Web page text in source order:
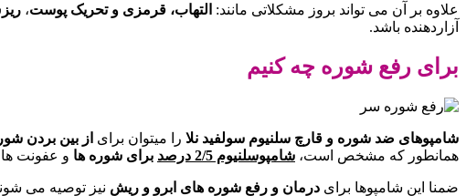
علاوه بر آن می تواند بروز مشکلاتی مانند: التهاب، قرمزی و تحریک پوست،
آزاردهنده باشد.
برای رفع شوره چه کنیم
شامپوهای ضد شوره و قارچ سلنیوم سولفید نلا را میتوان برای از بین بردن
همانطور که مشخص است، شامپوسلنیوم 2/5 درصد برای شوره ها و عفونت
ضمنا این شامپوها برای درمان و رفع شوره های ابرو و ریش نیز توصیه می